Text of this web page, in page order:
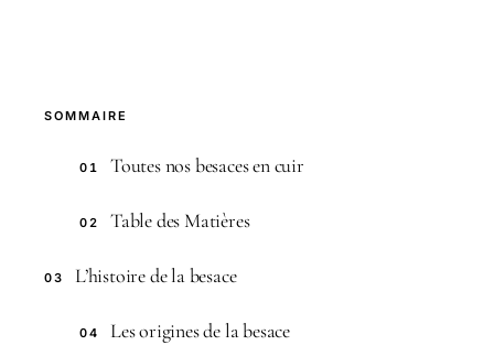
SOMMAIRE
01 Toutes nos besaces en cuir
02 Table des Matières
03 L’histoire de la besace
04 Les origines de la besace